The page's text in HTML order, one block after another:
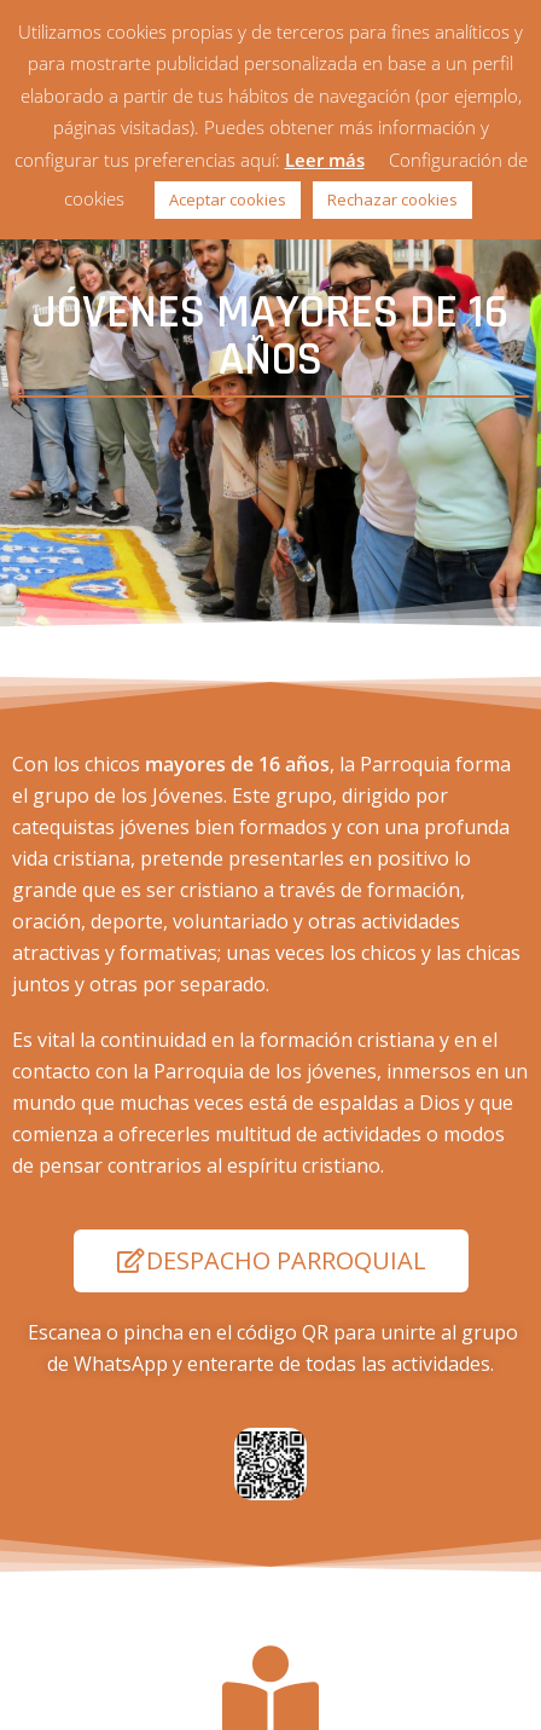
JÓVENES MAYORES DE 16
AÑOS
Con los chicos mayores de 16 años, la Parroquia forma
el grupo de los Jóvenes. Este grupo, dirigido por
catequistas jóvenes bien formados y con una profunda
vida cristiana, pretende presentarles en positivo lo
grande que es ser cristiano a través de formación,
oración, deporte, voluntariado y otras actividades
atractivas y formativas; unas veces los chicos y las chicas
juntos y otras por separado.
Es vital la continuidad en la formación cristiana y en el
contacto con la Parroquia de los jóvenes, inmersos en un
mundo que muchas veces está de espaldas a Dios y que
comienza a ofrecerles multitud de actividades o modos
de pensar contrarios al espíritu cristiano.
DESPACHO PARROQUIAL
Escanea o pincha en el código QR para unirte al grupo
de WhatsApp y enterarte de todas las actividades.
Utilizamos cookies propias y de terceros para fines analíticos y
para mostrarte publicidad personalizada en base a un perfil
elaborado a partir de tus hábitos de navegación (por ejemplo,
páginas visitadas). Puedes obtener más información y
configurar tus preferencias aquí: Leer más
Configuración de
cookies
Aceptar cookies Rechazar cookies